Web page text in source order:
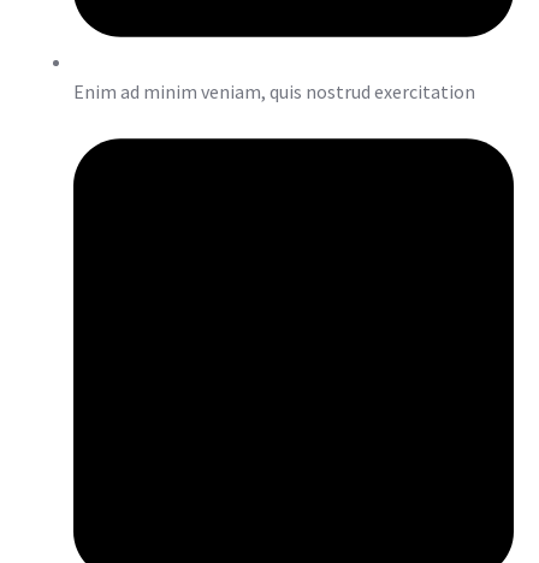
Enim ad minim veniam, quis nostrud exercitation